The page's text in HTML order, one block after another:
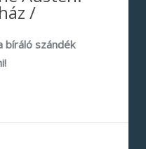
/
bíráló szándék